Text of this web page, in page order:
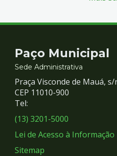
Contato
e
Redes
Sociais
Paço Municipal
Sede Administrativa
Praça Visconde de Mauá,
CEP 11010-900
Tel:
(13) 3201-5000
Lei de Acesso à Informação
Sitemap